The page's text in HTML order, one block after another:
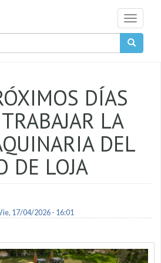
Toggle
DÍAS
LA
DEL
DE LOJA
17/04/2026 - 16:01